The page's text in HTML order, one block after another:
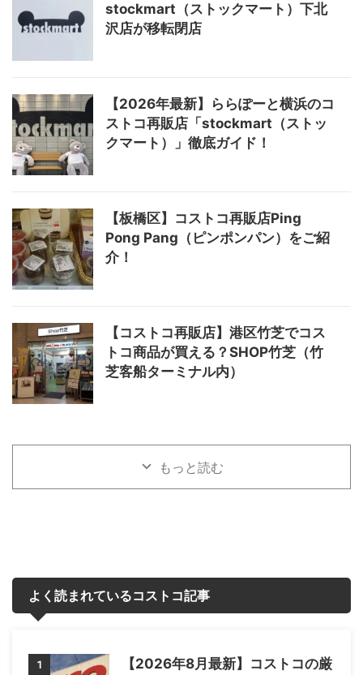
stockmart（ストックマート）下北
沢店が移転閉店
【2026年最新】ららぽーと横浜のコ
ストコ再販店「stockmart（ストッ
クマート）」徹底ガイド！
【板橋区】コストコ再販店Ping
Pong Pang（ピンポンパン）をご紹
介！
【コストコ再販店】港区竹芝でコス
トコ商品が買える？SHOP竹芝（竹
芝客船ターミナル内）
もっと読む
よく読まれているコストコ記事
1
【2026年8月最新】コストコの厳